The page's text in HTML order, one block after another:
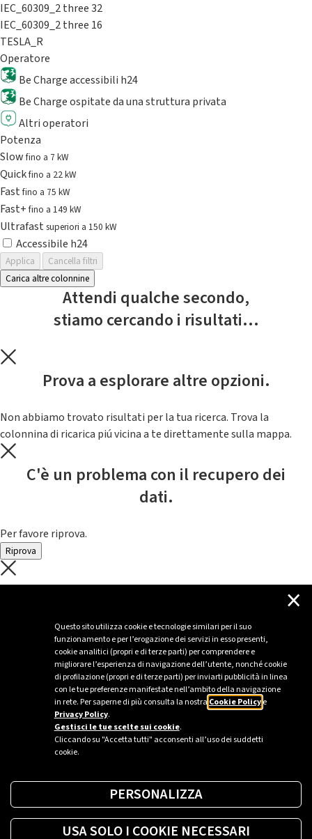
Questo sito utilizza cookie e tecnologie similari per il suo
funzionamento e per l’erogazione dei servizi in esso presenti,
cookie analitici (propri e di terze parti) per comprendere e
migliorare l’esperienza di navigazione dell’utente, nonché cookie
di profilazione (propri e di terze parti) per inviarti pubblicità in linea
con le tue preferenze manifestate nell’ambito della navigazione
in rete. Per saperne di più consulta la nostra Cookie Policye
Privacy Policy.
Gestisci le tue scelte sui cookie.
Cliccando su "Accetta tutti" acconsenti all’uso dei suddetti
cookie.
×
PERSONALIZZA
USA SOLO I COOKIE NECESSARI
IEC_60309_2 three 32
IEC_60309_2 three 16
TESLA_R
Operatore
Be Charge accessibili h24
Be Charge ospitate da una struttura privata
Altri operatori
Potenza
Slowfino a 7 kW
Quickfino a 22 kW
Fastfino a 75 kW
Fast+fino a 149 kW
Ultrafast superiori a 150 kW
Accessibile h24
Applica
Cancella filtri
Carica altre colonnine
Attendi qualche secondo,
stiamo cercando i risultati...
Prova a esplorare altre opzioni.
Non abbiamo trovato risultati per la tua ricerca. Trova la
colonnina di ricarica piú vicina a te direttamente sulla mappa.
C'è un problema con il recupero dei
dati.
Per favore riprova.
Riprova
C'è un problema con il recupero dei
Per favore riprova piú tardi
Sei un’azienda o una PA?
Trova la soluzione più giusta per te.
Richiedi una colonnina